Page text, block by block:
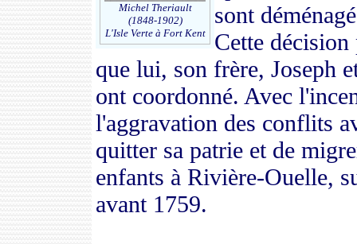
Michel Theriault
(1848-1902)
L'Isle Verte à Fort Kent
sont
Cette
que lui, son frère, Joseph
ont coordonné. Avec
l'aggravation des conflits
quitter sa patrie et de
enfants à Rivière-Ouelle,
avant 1759.